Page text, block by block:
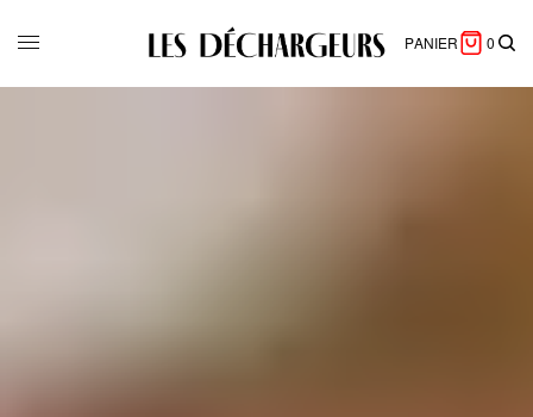
PANIER 0